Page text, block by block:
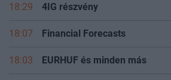
18:29 4IG részvény
18:07 Financial Forecasts
18:03 EURHUF és minden más